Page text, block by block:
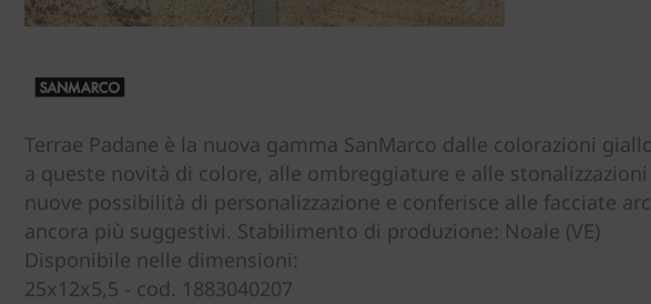
Terrae Padane è la nuova gamma SanMarco dalle colorazioni
a queste novità di colore, alle ombreggiature e alle
nuove possibilità di personalizzazione e conferisce alle facciate
ancora più suggestivi. Stabilimento di produzione: Noale (VE)
Disponibile nelle dimensioni:
25x12x5,5 - cod. 1883040207